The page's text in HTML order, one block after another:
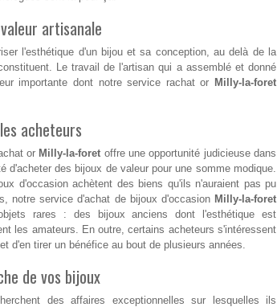
artisanale
l'esthétique d'un bijou et sa conception, au delà de la
Le travail de l'artisan qui a assemblé et donné
importante dont notre service rachat or Milly-la-foret
acheteurs
or Milly-la-foret offre une opportunité judicieuse dans
d'acheter des bijoux de valeur pour une somme modique.
d'occasion achètent des biens qu'ils n'auraient pas pu
notre service d'achat de bijoux d'occasion Milly-la-foret
rares : des bijoux anciens dont l'esthétique est
les amateurs. En outre, certains acheteurs s'intéressent
d'en tirer un bénéfice au bout de plusieurs années.
de vos bijoux
des affaires exceptionnelles sur lesquelles ils